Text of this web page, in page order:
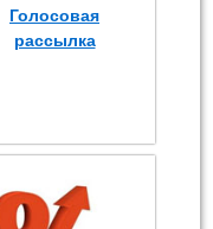
Голосовая
рассылка